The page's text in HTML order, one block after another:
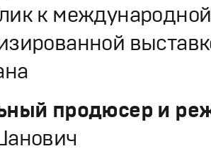
к международной
продюсер и